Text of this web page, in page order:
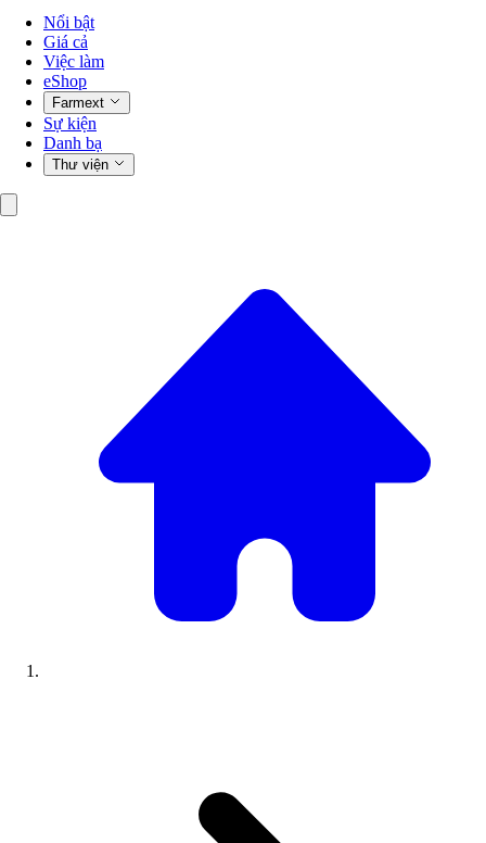
Nổi bật
Giá cả
Việc làm
eShop
Farmext
Sự kiện
Danh bạ
Thư viện